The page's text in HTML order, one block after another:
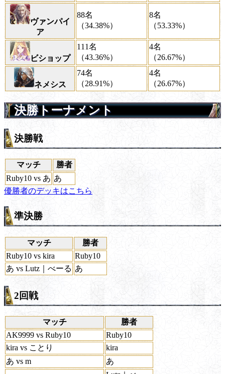
ヴァンパイ
ア
88名
（34.38%）
8名
（53.33%）
ビショップ
111名
（43.36%）
4名
（26.67%）
ネメシス
74名
（28.91%）
4名
（26.67%）
決勝トーナメント
決勝戦
マッチ
勝者
Ruby10 vs あ あ
優勝者のデッキはこちら
準決勝
マッチ
勝者
Ruby10 vs kira
Ruby10
あ vs Lutz｜べーる あ
2回戦
マッチ
勝者
AK9999 vs Ruby10
Ruby10
kira vs ことり
kira
あ vs m
あ